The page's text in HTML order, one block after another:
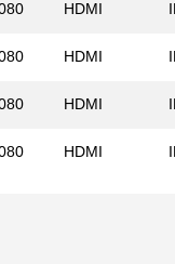
HDMI
HDMI
HDMI
HDMI